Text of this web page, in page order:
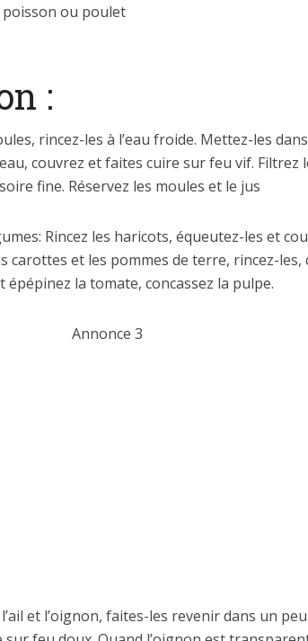
ou poulet
:
rincez-les à l’eau froide. Mettez-les
couvrez et faites cuire sur feu vif. Filtrez
fine. Réservez les moules et le jus
Rincez les haricots, équeutez-les et
carottes et les pommes de terre, rincez-les,
épépinez la tomate, concassez la pulpe.
Annonce 3
et l’oignon, faites-les revenir dans un